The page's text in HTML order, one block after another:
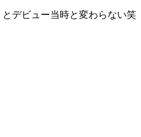
デビュー当時と変わらない笑